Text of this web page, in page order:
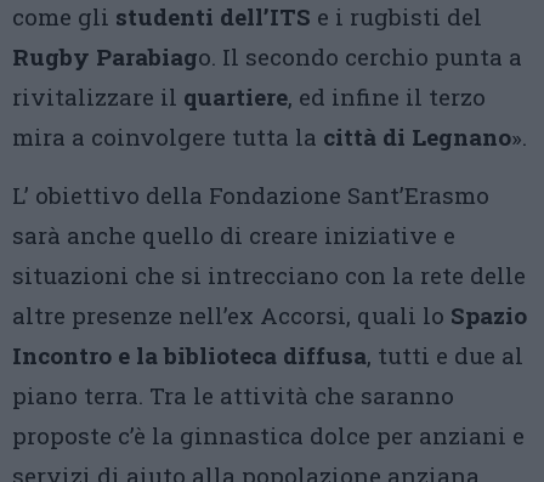
come gli studenti dell’ITS e i rugbisti del
Rugby Parabiago. Il secondo cerchio punta a
rivitalizzare il quartiere, ed infine il terzo
mira a coinvolgere tutta la città di Legnano».
L’ obiettivo della Fondazione Sant’Erasmo
sarà anche quello di creare iniziative e
situazioni che si intrecciano con la rete delle
altre presenze nell’ex Accorsi, quali lo Spazio
Incontro e la biblioteca diffusa, tutti e due al
piano terra. Tra le attività che saranno
proposte c’è la ginnastica dolce per anziani e
servizi di aiuto alla popolazione anziana